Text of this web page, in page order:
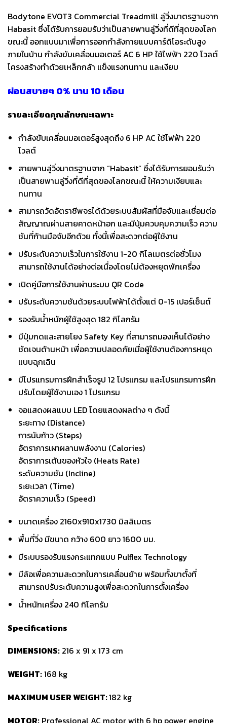
Bodytone EVOT3 Commercial Treadmill ลู่วิ่งมาตรฐานจาก
Habasit ซึ่งได้รับการยอมรับว่าเป็นสายพานลู่วิ่งที่ดีที่สุดของโลก
ขณะนี้ ออกแบบมาเพื่อการออกกำลังกายแบบคาร์ดิโอระดับสูง
ภายในบ้าน กำลังขับเคลื่อนมอเตอร์ AC 6 HP ใช้ไฟฟ้า 220 โวลต์
โครงสร้างทำด้วยเหล็กกล้า แข็งแรงทนทาน และเงียบ
ผ่อนสบายๆ 0% นาน 10 เดือน
รายละเอียดคุณลักษณะเฉพาะ
กำลังขับเคลื่อนมอเตอร์สูงสุดถึง 6 HP AC ใช้ไฟฟ้า 220
โวลต์
สายพานลู่วิ่งมาตรฐานจาก “Habasit” ซึ่งได้รับการยอมรับว่า
เป็นสายพานลู่วิ่งที่ดีที่สุดของโลกขณะนี้ ให้ความเงียบและ
ทนทาน
สามารถวัดอัตราชีพจรได้ด้วยระบบสัมผัสที่มือจับและเชื่อมต่อ
สัญญาณผ่านสายคาดหน้าอก และมีปุ่มควบคุมความเร็ว ความ
ชันที่ก้านมือจับอีกด้วย ทั้งนี้เพื่อสะดวกต่อผู้ใช้งาน
ปรับระดับความเร็วในการใช้งาน 1-20 กิโลเมตรต่อชั่วโมง
สามารถใช้งานได้อย่างต่อเนื่องโดยไม่ต้องหยุดพักเครื่อง
เปิดคู่มือการใช้งานผ่านระบบ QR Code
ปรับระดับความชันด้วยระบบไฟฟ้าได้ตั้งแต่ 0-15 เปอร์เซ็นต์
รองรับน้ำหนักผู้ใช้สูงสุด 182 กิโลกรัม
มีปุ่มกดและสายโยง Safety Key ที่สามารถมองเห็นได้อย่าง
ชัดเจนด้านหน้า เพื่อความปลอดภัยเมื่อผู้ใช้งานต้องการหยุด
แบบฉุกเฉิน
มีโปรแกรมการฝึกสำเร็จรูป 12 โปรแกรม และโปรแกรมการฝึก
ปรับโดยผู้ใช้งานเอง 1 โปรแกรม
จอแสดงผลแบบ LED โดยแสดงผลต่าง ๆ ดังนี้
ระยะทาง (Distance)
การนับก้าว (Steps)
อัตราการเผาผลานพลังงาน (Calories)
อัตราการเต้นของหัวใจ (Heats Rate)
ระดับความชัน (Incline)
ระยะเวลา (Time)
อัตราความเร็ว (Speed)
ขนาดเครื่อง 2160x910x1730 มิลลิเมตร
พื้นที่วิ่ง มีขนาด กว้าง 600 ยาว 1600 มม.
มีระบบรองรับแรงกระแทกแบบ Pulflex Technology
มีล้อเพื่อความสะดวกในการเคลื่อนย้าย พร้อมทั้งขาตั้งที่
สามารถปรับระดับความสูงเพื่อสะดวกในการตั้งเครื่อง
น้ำหนักเครื่อง 240 กิโลกรัม
Specifications
DIMENSIONS: 216 x 91 x 173 cm
WEIGHT:168 kg
MAXIMUM USER WEIGHT:182 kg
MOTOR: Professional AC motor with 6 hp power engine